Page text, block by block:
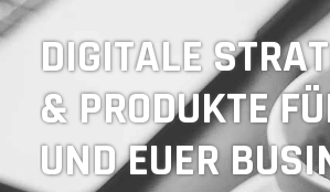
DIGITALE
& PRODUKTE
UND EUER